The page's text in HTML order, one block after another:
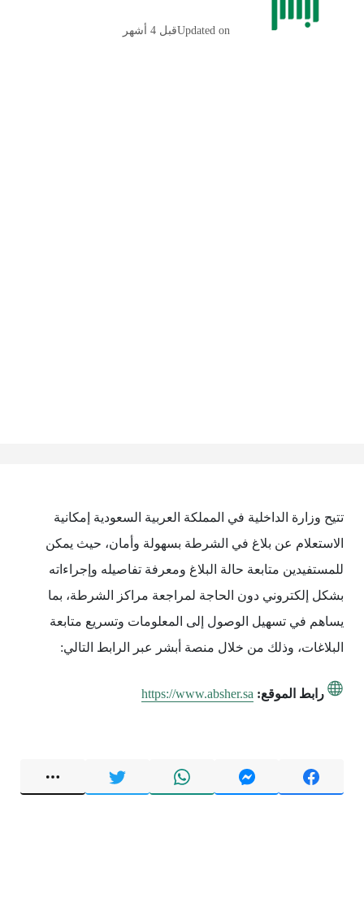
Updated onقبل 4 أشهر
تتيح وزارة الداخلية في المملكة العربية السعودية إمكانية
الاستعلام عن بلاغ في الشرطة بسهولة وأمان، حيث يمكن
للمستفيدين متابعة حالة البلاغ ومعرفة تفاصيله وإجراءاته
بشكل إلكتروني دون الحاجة لمراجعة مراكز الشرطة، بما
يساهم في تسهيل الوصول إلى المعلومات وتسريع متابعة
البلاغات، وذلك من خلال منصة أبشر عبر الرابط التالي:
رابط الموقع: https://www.absher.sa